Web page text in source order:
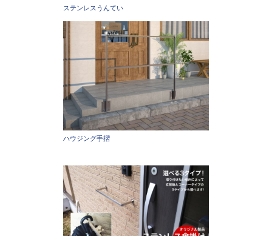
ステンレスうんてい
ハウジング手摺